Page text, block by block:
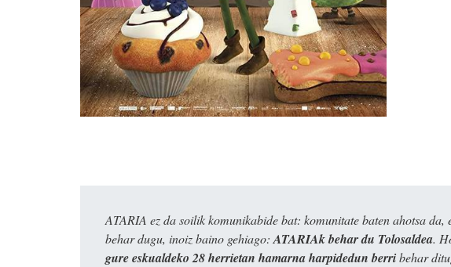
ATARIA ez da soilik komunikabide bat: komunitate baten ahotsa da,
behar dugu, inoiz baino gehiago: ATARIAk behar du Tolosaldea.
gure eskualdeko 28 herrietan hamarna harpidedun berribehar